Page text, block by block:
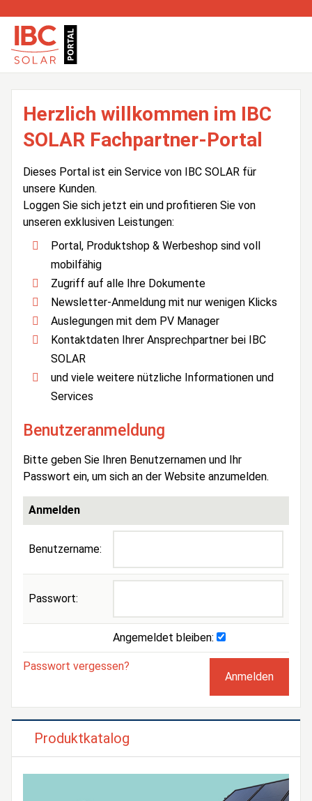
Herzlich willkommen im IBC
SOLAR Fachpartner-Portal
Dieses Portal ist ein Service von IBC SOLAR für
unsere Kunden.
Loggen Sie sich jetzt ein und profitieren Sie von
unseren exklusiven Leistungen:
Portal, Produktshop & Werbeshop sind voll
mobilfähig
Zugriff auf alle Ihre Dokumente
Newsletter-Anmeldung mit nur wenigen Klicks
Auslegungen mit dem PV Manager
Kontaktdaten Ihrer Ansprechpartner bei IBC
SOLAR
und viele weitere nützliche Informationen und
Services
Benutzeranmeldung
Bitte geben Sie Ihren Benutzernamen und Ihr
Passwort ein, um sich an der Website anzumelden.
Anmelden
Benutzername:
Passwort:
Angemeldet bleiben:
Passwort vergessen?
Produktkatalog